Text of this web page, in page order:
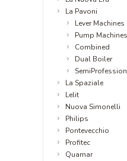
La Pavoni
Lever Machines
Pump Machines
Combined
Dual Boiler
La Spaziale
Lelit
Nuova Simonelli
Philips
Pontevecchio
Profitec
Quamar